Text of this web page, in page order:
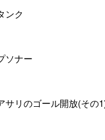
ンク
ソナー
サリのゴール開放(その